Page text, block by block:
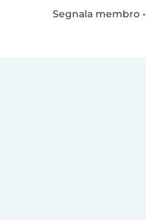
Segnala membro•